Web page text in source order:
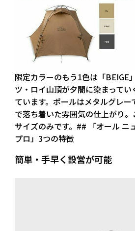
限定カラーのもう1色は「BEIGE
ツ・ロイ山頂が夕闇に染まって
ています。ポールはメタルグレー
で落ち着いた雰囲気の仕上がり
サイズのみです。## 「オール ニ
プロ」3つの特徴
簡単・手早く設営が可能